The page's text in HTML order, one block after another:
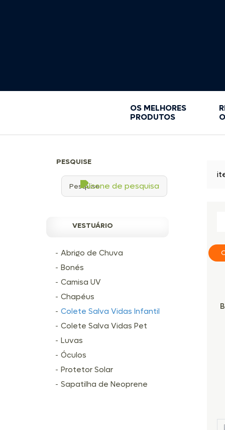
TAMPAS DE INSPEÇÃO
VENTILADORES
OS MELHORES
PRODUTOS
PESQUISE
VESTUÁRIO
Abrigo de Chuva
Bonés
Camisa UV
Chapéus
Colete Salva Vidas Infantil
Colete Salva Vidas Pet
Luvas
Óculos
Protetor Solar
Sapatilha de Neoprene